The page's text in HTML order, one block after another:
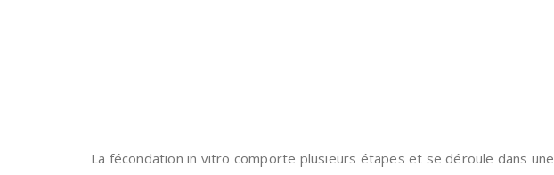
La fécondation in vitro comporte plusieurs étapes et se déroule dans une